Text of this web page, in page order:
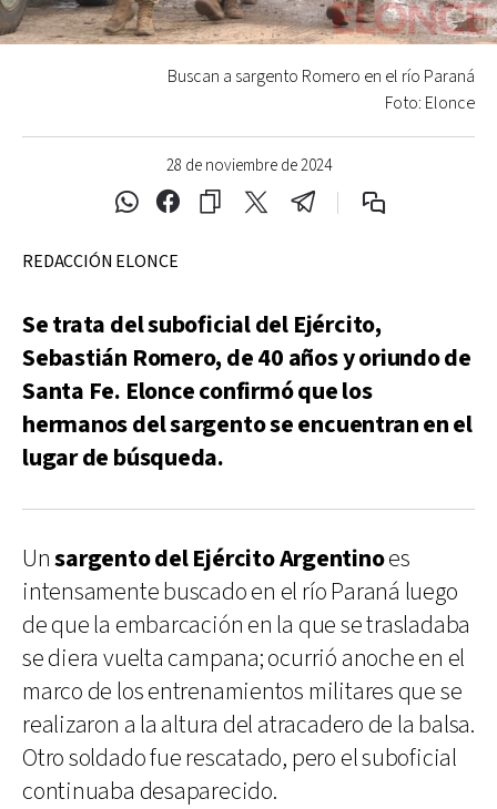
28 de noviembre de 2024
Buscan a sargento Romero en el río Paraná
Foto: Elonce
REDACCIÓN ELONCE
Se trata del suboficial del Ejército,
Sebastián Romero, de 40 años y oriundo de
Santa Fe. Elonce confirmó que los
hermanos del sargento se encuentran en el
lugar de búsqueda.
Unsargento del Ejército Argentinoes
intensamente buscado en el río Paraná luego
de que la embarcación en la que se trasladaba
se diera vuelta campana; ocurrió anoche en el
marco de los entrenamientos militares que se
realizaron a la altura del atracadero de la balsa.
Otro soldado fue rescatado, pero el suboficial
continuaba desaparecido.